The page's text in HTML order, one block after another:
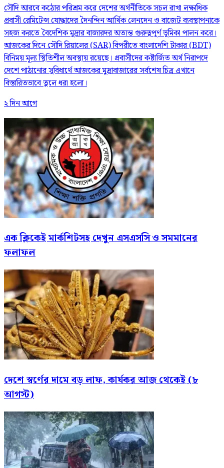
সৌদি আরবে কঠোর পরিশ্রম করে দেশের অর্থনীতিকে সচল রাখা লক্ষাধিক
প্রবাসী রেমিটেন্স যোদ্ধাদের দৈনন্দিন আর্থিক লেনদেন ও বাজেট ব্যবস্থাপনাকে
সহজ করতে বৈদেশিক মুদ্রার বাজারদর অত্যন্ত গুরুত্বপূর্ণ ভূমিকা পালন করে।
আজকের দিনে সৌদি রিয়ালের (SAR) বিপরীতে বাংলাদেশি টাকার (BDT)
বিনিময় মূল্য স্থিতিশীল অবস্থায় রয়েছে। প্রবাসীদের কষ্টার্জিত অর্থ নিরাপদে
দেশে পাঠানোর সুবিধার্থে আজকের মুদ্রাবাজারের সর্বশেষ চিত্র এখানে
বিস্তারিতভাবে তুলে ধরা হলো।
২ দিন আগে
এক ক্লিকেই মার্কশিটসহ দেখুন এসএসসি ও সমমানের
ফলাফল
দেশে স্বর্ণের দামে বড় লাফ, কার্যকর আজ থেকেই (৮
আগস্ট)